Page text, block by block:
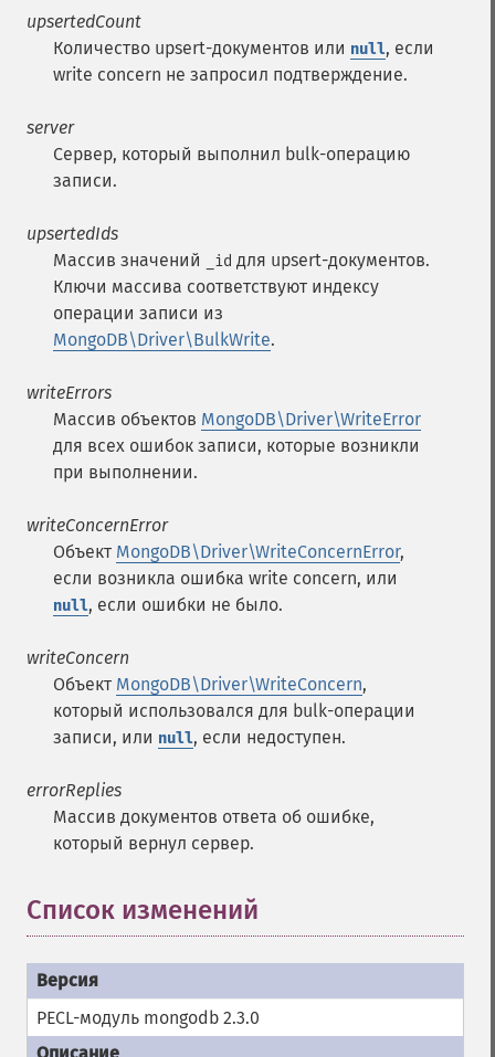
upsertedCount
Количество upsert-документов или null, если
write concern не запросил подтверждение.
server
Сервер, который выполнил bulk-операцию
записи.
upsertedIds
Массив значений
_id для upsert-документов.
Ключи массива соответствуют индексу
операции записи из
MongoDB\Driver\BulkWrite.
writeErrors
Массив объектов MongoDB\Driver\WriteError
для всех ошибок записи, которые возникли
при выполнении.
writeConcernError
Объект MongoDB\Driver\WriteConcernError,
если возникла ошибка write concern, или
null, если ошибки не было.
writeConcern
Объект MongoDB\Driver\WriteConcern,
который использовался для bulk-операции
записи, или null, если недоступен.
errorReplies
Массив документов ответа об ошибке,
который вернул сервер.
Список изменений
PECL-модуль mongodb 2.3.0